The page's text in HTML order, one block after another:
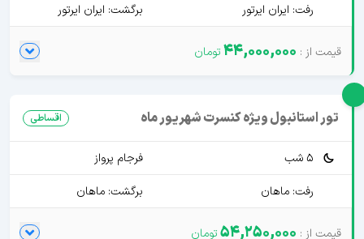
رفت: ایران ایرتور
برگشت: ایران ایرتور
44,000,000
تور استانبول ویژه کنسرت شهریور ماه اقساطی
5 شب
فرجام پرواز
رفت: ماهان
برگشت: ماهان
54,250,000